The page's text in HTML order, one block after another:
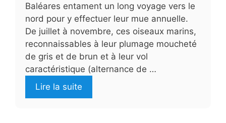
Baléares entament un long voyage vers le
nord pour y effectuer leur mue annuelle.
De juillet à novembre, ces oiseaux marins,
reconnaissables à leur plumage moucheté
de gris et de brun et à leur vol
caractéristique (alternance de …
Lire la suite